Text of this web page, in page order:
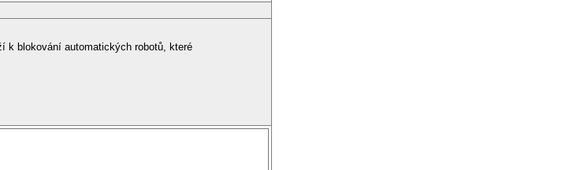
k blokování automatických robotů, které